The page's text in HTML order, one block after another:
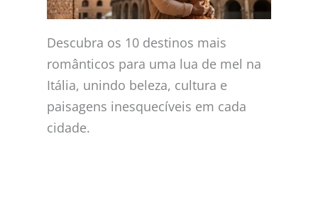
Descubra os 10 destinos mais
românticos para uma lua de mel na
Itália, unindo beleza, cultura e
paisagens inesquecíveis em cada
cidade.